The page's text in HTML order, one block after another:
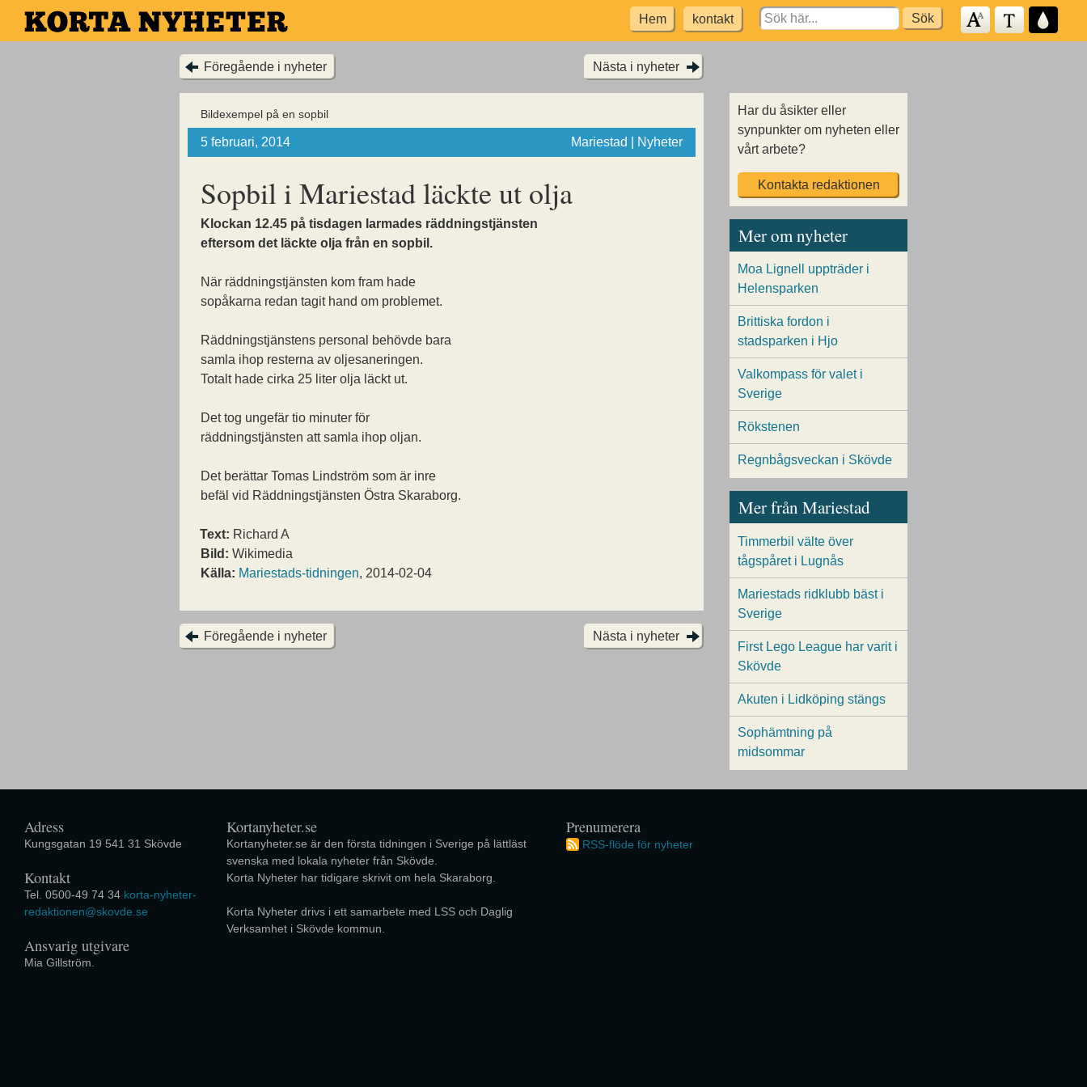
Hoppa
till
Hem kontakt
Search
for:
Föregående i nyheter Nästa i nyheter
Bildexempel på en sopbil
5 februari, 2014 Mariestad | Nyheter
Sopbil i Mariestad läckte ut olja
Klockan 12.45 på tisdagen larmades räddningstjänsten
eftersom det läckte olja från en sopbil.
När räddningstjänsten kom fram hade
sopåkarna redan tagit hand om problemet.
Räddningstjänstens personal behövde bara
samla ihop resterna av oljesaneringen.
Totalt hade cirka 25 liter olja läckt ut.
Det tog ungefär tio minuter för
räddningstjänsten att samla ihop oljan.
Det berättar Tomas Lindström som är inre
befäl vid Räddningstjänsten Östra Skaraborg.
Text: Richard A
Bild: Wikimedia
Källa: Mariestads-tidningen, 2014-02-04
Föregående i nyheter Nästa i nyheter
Har du åsikter eller
synpunkter om nyheten eller
vårt arbete?
Kontakta redaktionen
Mer om nyheter
Moa Lignell uppträder i
Helensparken
Brittiska fordon i
stadsparken i Hjo
Valkompass för valet i
Sverige
Rökstenen
Regnbågsveckan i Skövde
Mer från Mariestad
Timmerbil välte över
tågspåret i Lugnås
Mariestads ridklubb bäst i
Sverige
First Lego League har varit i
Skövde
Akuten i Lidköping stängs
Sophämtning på
midsommar
Adress
Kungsgatan 19 541 31 Skövde
Kontakt
Tel. 0500-49 74 34 korta-nyheter-
redaktionen@skovde.se
Ansvarig utgivare
Mia Gillström.
Kortanyheter.se
Kortanyheter.se är den första tidningen i Sverige på lättläst
svenska med lokala nyheter från Skövde.
Korta Nyheter har tidigare skrivit om hela Skaraborg.
Korta Nyheter drivs i ett samarbete med LSS och Daglig
Verksamhet i Skövde kommun.
Prenumerera
RSS-flöde för nyheter